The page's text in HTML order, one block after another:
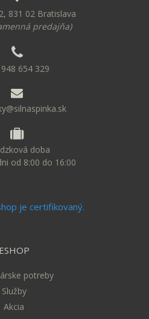
831 02 Bratislava
predajňa)
654 329
doba
od 8:00 do 16:00
ESHOP
potreby
Služby
Akcia